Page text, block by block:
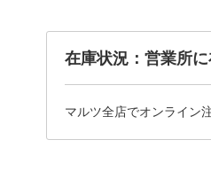
在庫状況：営業所に
マルツ全店でオンライン